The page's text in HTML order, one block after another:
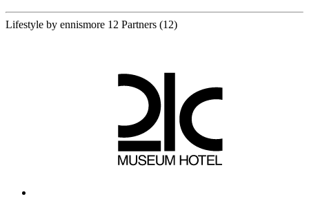
Lifestyle by ennismore 12 Partners (12)